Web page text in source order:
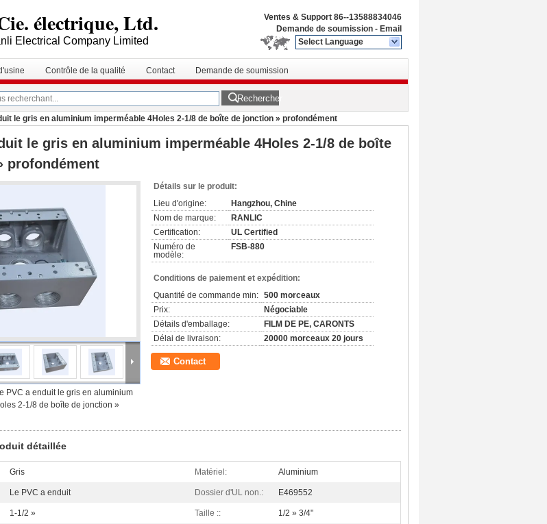
électrique, Ltd.
Electrical Company Limited
Ventes & Support 86--13588834046
Demande de soumission - Email
Select Language
Contrôle de la qualité Contact Demande de soumission
Rechercher
le gris en aluminium imperméable 4Holes 2-1/8 de boîte de jonction » profondément
le gris en aluminium imperméable 4Holes 2-1/8 de boîte
profondément
PVC a enduit le gris en aluminium
2-1/8 de boîte de jonction »
Détails sur le produit:
Lieu d'origine:
Hangzhou, Chine
Nom de marque:
RANLIC
Certification:
UL Certified
Numéro de
modèle:
FSB-880
Conditions de paiement et expédition:
Quantité de commande min: 500 morceaux
Prix:
Négociable
Détails d'emballage:
FILM DE PE, CARONTS
Délai de livraison:
20000 morceaux 20 jours
Contact
détaillée
Gris Matériel: Aluminium
Le PVC a enduit Dossier d'UL non.: E469552
1-1/2 » Taille :: 1/2 » 3/4"